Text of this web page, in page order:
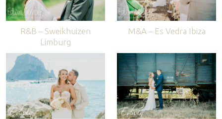
R&B – Sweikhuizen
Limburg
M&A – Es Vedra Ibiza